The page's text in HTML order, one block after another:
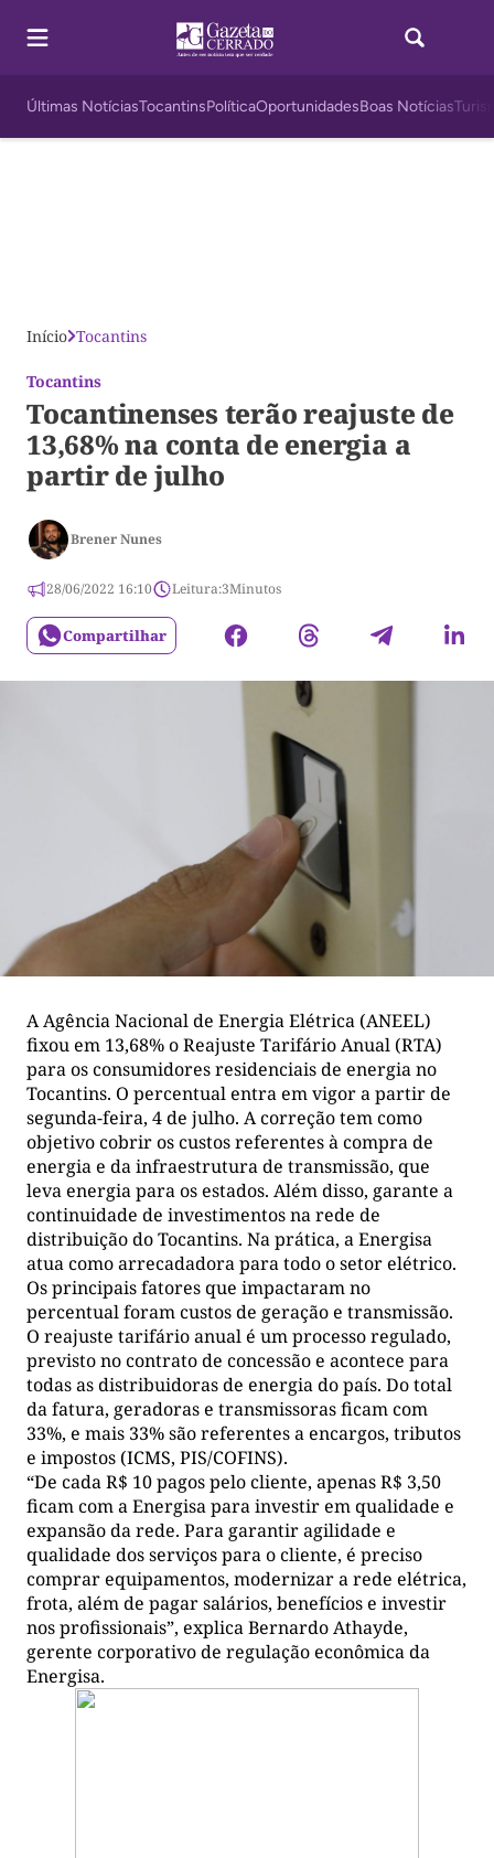
Últimas NotíciasTocantinsPolíticaOportunidadesBoas Notícias
Início Tocantins
Tocantins
Tocantinenses terão reajuste de
13,68% na conta de energia a
partir de julho
Brener Nunes
28/06/2022 16:10 Leitura:3Minutos
Compartilhar
A Agência Nacional de Energia Elétrica (ANEEL)
fixou em 13,68% o Reajuste Tarifário Anual (RTA)
para os consumidores residenciais de energia no
Tocantins. O percentual entra em vigor a partir de
segunda-feira, 4 de julho. A correção tem como
objetivo cobrir os custos referentes à compra de
energia e da infraestrutura de transmissão, que
leva energia para os estados. Além disso, garante a
continuidade de investimentos na rede de
distribuição do Tocantins. Na prática, a Energisa
atua como arrecadadora para todo o setor elétrico.
Os principais fatores que impactaram no
percentual foram custos de geração e transmissão.
O reajuste tarifário anual é um processo regulado,
previsto no contrato de concessão e acontece para
todas as distribuidoras de energia do país. Do total
da fatura, geradoras e transmissoras ficam com
33%, e mais 33% são referentes a encargos, tributos
e impostos (ICMS, PIS/COFINS).
“De cada R$ 10 pagos pelo cliente, apenas R$ 3,50
ficam com a Energisa para investir em qualidade e
expansão da rede. Para garantir agilidade e
qualidade dos serviços para o cliente, é preciso
comprar equipamentos, modernizar a rede elétrica,
frota, além de pagar salários, benefícios e investir
nos profissionais”, explica Bernardo Athayde,
gerente corporativo de regulação econômica da
Energisa.